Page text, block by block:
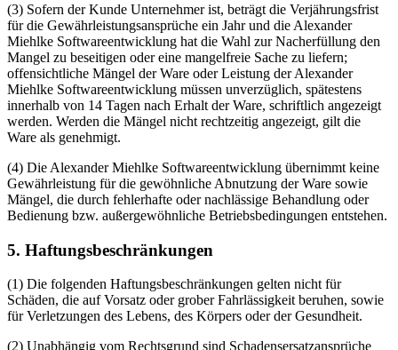
(3) Sofern der Kunde Unternehmer ist, beträgt die Verjährungsfrist
für die Gewährleistungsansprüche ein Jahr und die Alexander
Miehlke Softwareentwicklung hat die Wahl zur Nacherfüllung den
Mangel zu beseitigen oder eine mangelfreie Sache zu liefern;
offensichtliche Mängel der Ware oder Leistung der Alexander
Miehlke Softwareentwicklung müssen unverzüglich, spätestens
innerhalb von 14 Tagen nach Erhalt der Ware, schriftlich angezeigt
werden. Werden die Mängel nicht rechtzeitig angezeigt, gilt die
Ware als genehmigt.
(4) Die Alexander Miehlke Softwareentwicklung übernimmt keine
Gewährleistung für die gewöhnliche Abnutzung der Ware sowie
Mängel, die durch fehlerhafte oder nachlässige Behandlung oder
Bedienung bzw. außergewöhnliche Betriebsbedingungen entstehen.
5. Haftungsbeschränkungen
(1) Die folgenden Haftungsbeschränkungen gelten nicht für
Schäden, die auf Vorsatz oder grober Fahrlässigkeit beruhen, sowie
für Verletzungen des Lebens, des Körpers oder der Gesundheit.
(2) Unabhängig vom Rechtsgrund sind Schadensersatzansprüche